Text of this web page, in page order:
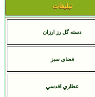
تبلیغات
دسته گل رز ارزان
فضای سبز
عطاري اقدسي